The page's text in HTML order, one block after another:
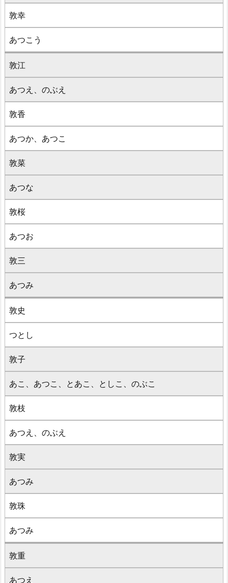
敦幸
あつこう
敦江
あつえ、のぶえ
敦香
あつか、あつこ
敦菜
あつな
敦桜
あつお
敦三
あつみ
敦史
つとし
敦子
あこ、あつこ、とあこ、としこ、のぶこ
敦枝
あつえ、のぶえ
敦実
あつみ
敦珠
あつみ
敦重
あつえ